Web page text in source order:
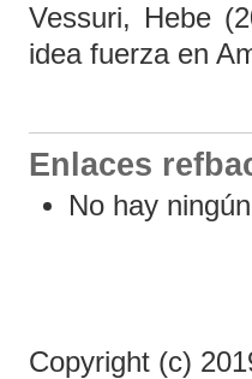
Vessuri, Hebe
idea fuerza en
Enlaces
No hay
Copyright (c)